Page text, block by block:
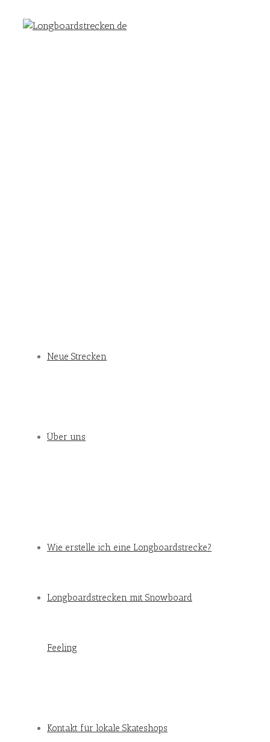
Neue Strecken
Über uns
Wie erstelle ich eine Longboardstrecke?
Longboardstrecken mit Snowboard
Feeling
Kontakt für lokale Skateshops